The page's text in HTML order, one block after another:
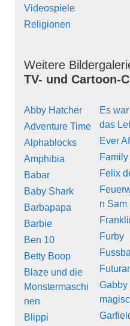
Videospiele
Religionen
Weitere
TV- und Cartoon-
Abby Hatcher
Adventure Time
Alphablocks
Amphibia
Babar
Baby Shark
Barbapapa
Barbie
Ben 10
Betty Boop
Blaze und die
Monstermaschi
nen
Blippi
Es
das
Ever
Felix
n Sam
Furby
Gabby